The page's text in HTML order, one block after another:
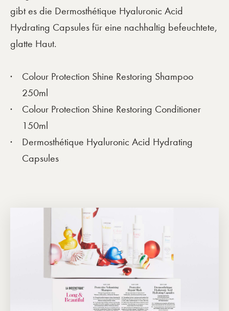
gibt es die Dermosthétique Hyaluronic Acid
Hydrating Capsules für eine nachhaltig befeuchtete,
glatte Haut.
Colour Protection Shine Restoring Shampoo
250ml
Colour Protection Shine Restoring Conditioner
150ml
Dermosthétique Hyaluronic Acid Hydrating
Capsules